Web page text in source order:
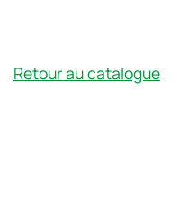
Retour au catalogue